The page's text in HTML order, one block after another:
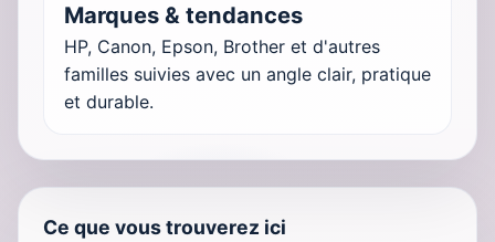
Marques & tendances
HP, Canon, Epson, Brother et d'autres
familles suivies avec un angle clair, pratique
et durable.
Ce que vous trouverez ici